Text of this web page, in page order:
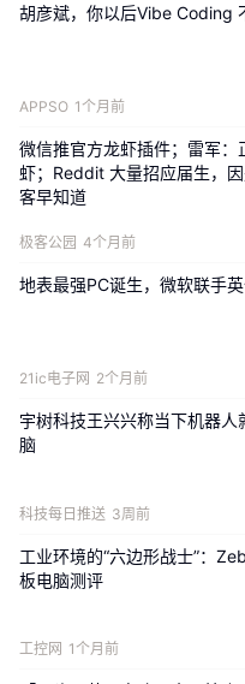
突破两大高端材料
能迭代升级。其生
化、高强度、耐腐
重优势，精准适配
行器材等高端细分
握发明专利、实用
余项，构建起稳固
品优势突出，产品
州高新智造”海外品
多业并举
单点企业的亮
体崛起。
胡彦斌，你以后Vibe Coding
APPSO 1个月前
微信推官方龙虾插件；雷军：
虾；Reddit 大量招应届生，
客早知道
极客公园 4个月前
地表最强PC诞生，微软联手
21ic电子网 2个月前
宇树科技王兴兴称当下机器
脑
科技每日推送 3周前
工业环境的“六边形战士”：
板电脑测评
工控网 1个月前